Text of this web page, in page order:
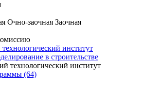
Очно-заочная Заочная
институт
в строительстве
(64)